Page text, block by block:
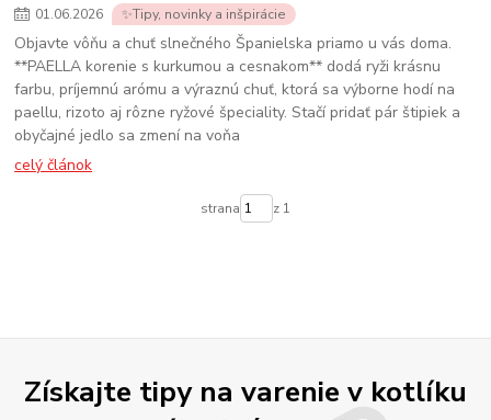
01.06.2026 ✨Tipy, novinky a inšpirácie
Objavte vôňu a chuť slnečného Španielska priamo u vás doma.
**PAELLA korenie s kurkumou a cesnakom** dodá ryži krásnu
farbu, príjemnú arómu a výraznú chuť, ktorá sa výborne hodí na
paellu, rizoto aj rôzne ryžové špeciality. Stačí pridať pár štipiek a
obyčajné jedlo sa zmení na voňa
celý článok
strana z 1
Získajte tipy na varenie v kotlíku